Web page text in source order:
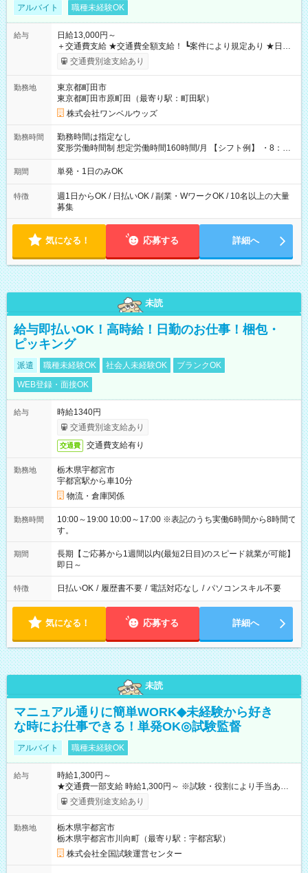
アルバイト 職種未経験OK
給与
日給13,000円～
＋交通費支給 ★交通費全額支給！ ┗案件により規定あり ★日払
いOK！（規定あり） ┗働いたその日に現金GET♪ お仕事後はコ
ンビニATMから 日払い分を引き落とせます！ 【試用期間】試
交通費別途支給あり
勤務地
東京都町田市
東京都町田市原町田（最寄り駅：町田駅）
株式会社ワンベルウッズ
勤務時間
勤務時間は指定なし
変形労働時間制 想定労働時間160時間/月 【シフト例】 ・8：00
～21：00
期間 単発・1日のみOK
特徴
週1日からOK / 日払いOK / 副業・WワークOK / 10名以上の大量
募集
気になる！ 応募する 詳細へ
未読
給与即払いOK！高時給！日勤のお仕事！梱包・
ピッキング
派遣 職種未経験OK 社会人未経験OK
ブランクOK
WEB登録・面接OK
給与
時給1340円
交通費別途支給あり
交通費 交通費支給有り
勤務地
栃木県宇都宮市
宇都宮駅から車10分
物流・倉庫関係
勤務時間
10:00～19:00 10:00～17:00 ※表記のうち実働6時間から8時間で
す。
期間
長期【ご応募から1週間以内(最短2日目)のスピード就業が可能】
即日～
特徴 日払いOK / 履歴書不要 / 電話対応なし / パソコンスキル不要
気になる！ 応募する 詳細へ
未読
マニュアル通りに簡単WORK◆未経験から好き
な時にお仕事できる！単発OK◎試験監督
アルバイト 職種未経験OK
給与
時給1,300円～
★交通費一部支給 時給1,300円～ ※試験・役割により手当あり
※勤務回数により昇給あり 【即給（前払い）オプションあ
り！】 希望される場合、勤務から1週間ほどで給与の一部を受け
例】 ・河合塾模擬試験 8:30～17:30（休憩1時間） 時給1,300円
×8時間＝日収10,400円＋交通費 ※当日の役割により時給＋100
円の場合あり ・国家試験 7:00～13:30（休憩なし） 時給1,300
円（役割手当＋100円）×6時間＝日収8,400円＋交通費 【試用期
交通費別途支給あり
勤務地
栃木県宇都宮市
栃木県宇都宮市川向町（最寄り駅：宇都宮駅）
株式会社全国試験運営センター